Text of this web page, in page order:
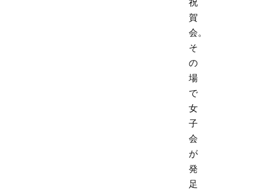
賀
会。
そ
の
場
で
女
子
会
が
発
足